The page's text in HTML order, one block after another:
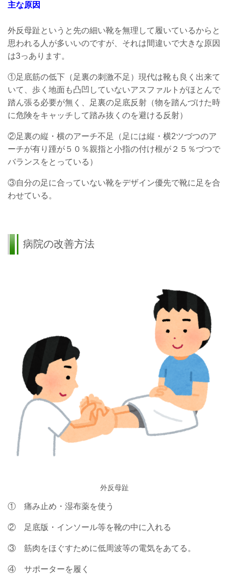
主な原因
外反母趾というと先の細い靴を無理して履いているからと
思われる人が多いいのですが、それは間違いで大きな原因
は3っあります。
①足底筋の低下（足裏の刺激不足）現代は靴も良く出来て
いて、歩く地面も凸凹していないアスファルトがほとんで
踏ん張る必要が無く、足裏の足底反射（物を踏んづけた時
に危険をキャッチして踏み抜くのを避ける反射）
②足裏の縦・横のアーチ不足（足には縦・横2ツづつのア
ーチが有り踵が５０％親指と小指の付け根が２５％づつで
バランスをとっている）
③自分の足に合っていない靴をデザイン優先で靴に足を合
わせている。
病院の改善方法
外反母趾
① 痛み止め・湿布薬を使う
② 足底版・インソール等を靴の中に入れる
③ 筋肉をほぐすために低周波等の電気をあてる。
④ サポーターを履く